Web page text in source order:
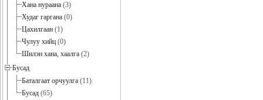
Хана нураана (3)
Худаг гаргана (0)
Цахилгаан (1)
Чулуу хийц (0)
Шилэн хана, хаалга (2)
Бусад
Баталгаат орчуулга (11)
Бусад (65)